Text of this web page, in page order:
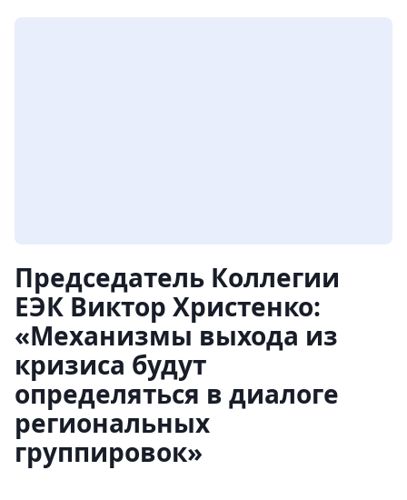
Председатель Коллегии
ЕЭК Виктор Христенко:
«Механизмы выхода из
кризиса будут
определяться в диалоге
региональных
группировок»